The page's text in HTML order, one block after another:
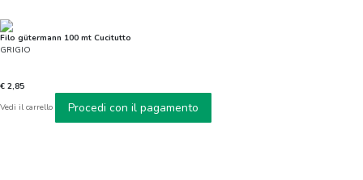
Filo gütermann 100 mt Cucitutto
GRIGIO
€ 2,85
Vedi il carrello
Procedi con il pagamento